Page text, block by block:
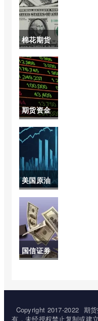
棉花期货
走势图最
新(美国棉
花期货走
势图)
期货资金
成本怎么
算(期货资
金费率怎
么算)
美国原油
期货历年
行情走势
图(美国原
油期货历
国信证券
货吗(国信
期货能买
Copyright 2017-2022 期
有，未经授权禁止复制或建